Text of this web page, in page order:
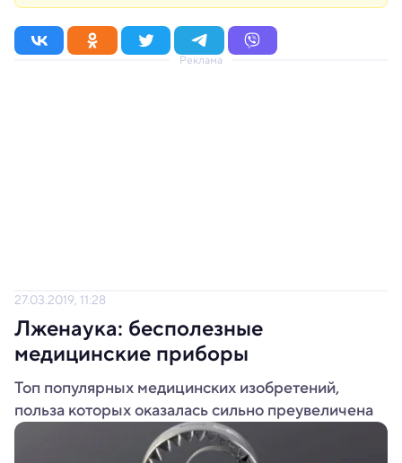
Реклама
27.03.2019, 11:28
Лженаука: бесполезные
медицинские приборы
Топ популярных медицинских изобретений,
польза которых оказалась сильно преувеличена